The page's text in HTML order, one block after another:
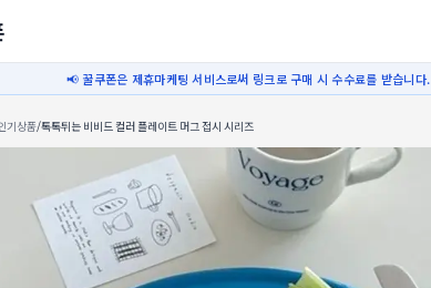
📢 꿀쿠폰은 제휴마케팅 서비스로써 링크로 구매 시 수수료를 받습니다.
기상품/ 톡톡튀는 비비드 컬러 플레이트 머그 접시 시리즈